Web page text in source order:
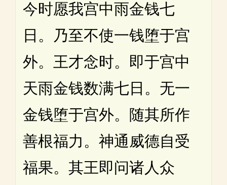
今时愿我宫中雨金钱七
日。乃至不使一钱堕于宫
外。王才念时。即于宫中
天雨金钱数满七日。无一
金钱堕于宫外。随其所作
善根福力。神通威德自受
福果。其王即问诸人众